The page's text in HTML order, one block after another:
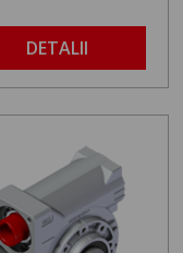
DETALII